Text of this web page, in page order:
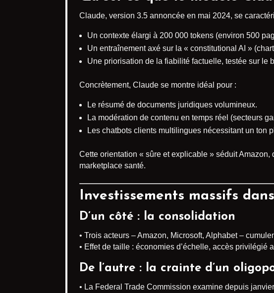
Claude, version 3.5 annoncée en mai 2024, se
Un contexte élargi à 200 000 tokens (environ 500
Un entraînement axé sur la « constitutional AI »
Une priorisation de la fiabilité factuelle, testée sur le
Concrètement, Claude se montre idéal pour :
Le résumé de documents juridiques volumineux.
La modération de contenu en temps réel (secteurs
Les chatbots clients multilingues nécessitant un ton
Cette orientation « sûre et explicable » séduit
marketplace santé.
Investissements massifs
D’un côté : la consolidation
• Trois acteurs – Amazon, Microsoft, Alphabet –
• Effet de taille : économies d’échelle, accès
De l’autre : la crainte d’un
• La Federal Trade Commission examine depuis